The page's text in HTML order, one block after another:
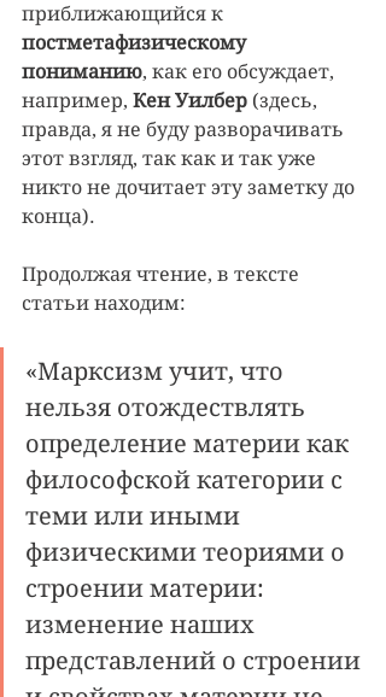
приближающийся к
постметафизическому
пониманию, как его обсуждает,
например, Кен Уилбер (здесь,
правда, я не буду разворачивать
этот взгляд, так как и так уже
никто не дочитает эту заметку до
конца).
Продолжая чтение, в тексте
статьи находим:
«Марксизм учит, что
нельзя отождествлять
определение материи как
философской категории с
теми или иными
физическими теориями о
строении материи:
изменение наших
представлений о строении